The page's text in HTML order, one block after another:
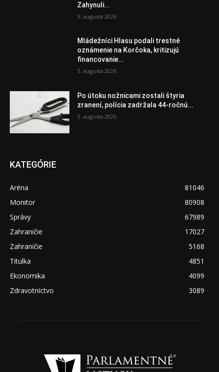
Zahynuli...
5. augusta 2026
Mládežníci Hlasu podali trestné
oznámenie na Korčoka, kritizujú
financovanie...
5. augusta 2026
Po útoku nožnicami zostali štyria
zranení, polícia zadržala 44-ročnú...
5. augusta 2026
KATEGÓRIE
Aréna
81046
Monitor
80908
Správy
67989
Zahraničie
17027
Zahraničie
5168
Titulka
4851
Ekonomika
4099
Zdravotníctvo
3089